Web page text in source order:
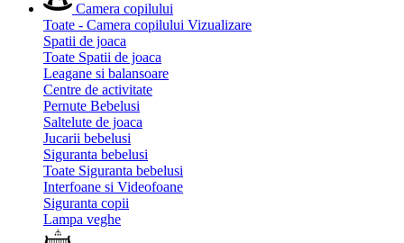
Camera copilului
Toate - Camera copilului Vizualizare
Spatii de joaca
Toate Spatii de joaca
Leagane si balansoare
Centre de activitate
Pernute Bebelusi
Saltelute de joaca
Jucarii bebelusi
Siguranta bebelusi
Toate Siguranta bebelusi
Interfoane si Videofoane
Siguranta copii
Lampa veghe